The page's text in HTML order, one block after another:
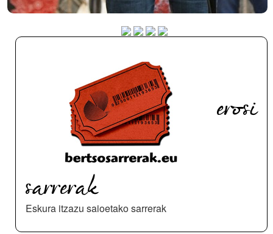
erosi
sarrerak
Eskura itzazu saioetako sarrerak